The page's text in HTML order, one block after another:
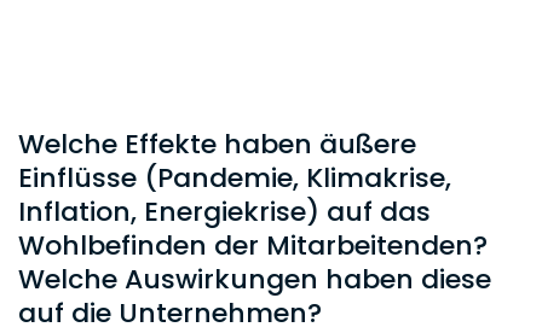
Welche Effekte haben äußere
Einflüsse (Pandemie, Klimakrise,
Inflation, Energiekrise) auf das
Wohlbefinden der Mitarbeitenden?
Welche Auswirkungen haben diese
auf die Unternehmen?